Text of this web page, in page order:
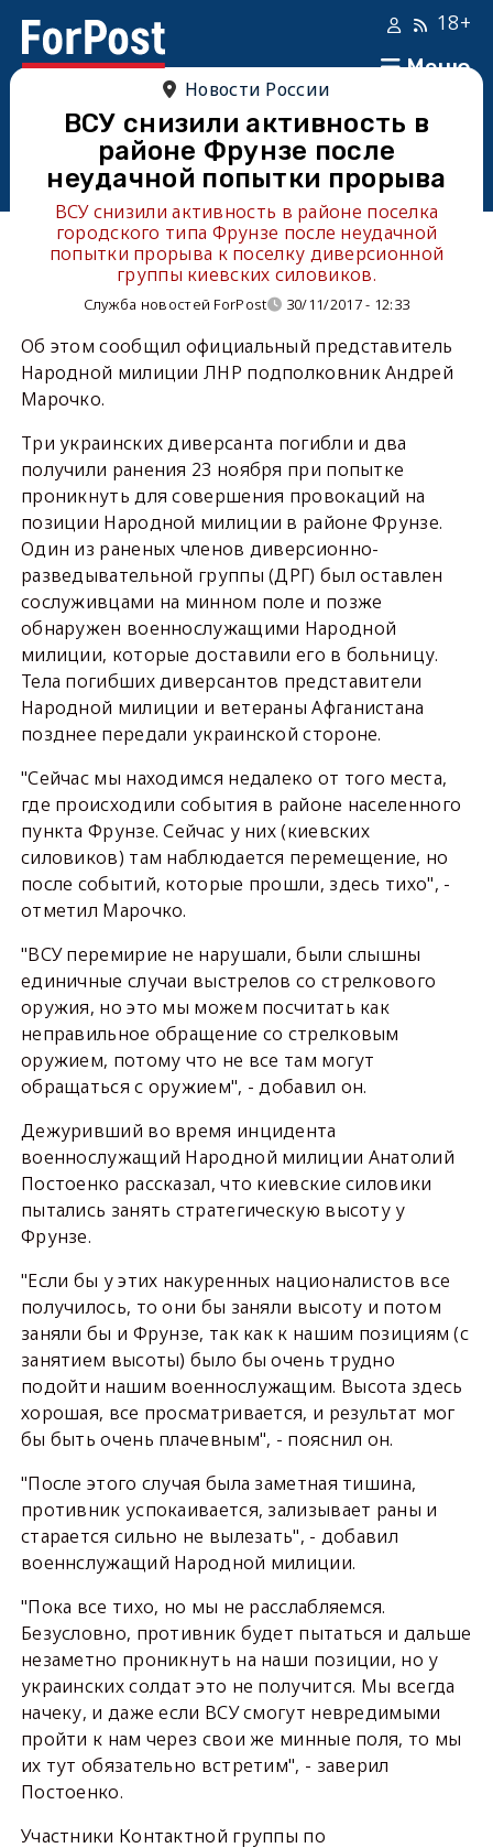
Меню
18+
Новости России
ВСУ снизили активность в
районе Фрунзе после
неудачной попытки прорыва
ВСУ снизили активность в районе поселка
городского типа Фрунзе после неудачной
попытки прорыва к поселку диверсионной
группы киевских силовиков.
Служба новостей ForPost 30/11/2017 - 12:33
Об этом сообщил официальный представитель
Народной милиции ЛНР подполковник Андрей
Марочко.
Три украинских диверсанта погибли и два
получили ранения 23 ноября при попытке
проникнуть для совершения провокаций на
позиции Народной милиции в районе Фрунзе.
Один из раненых членов диверсионно-
разведывательной группы (ДРГ) был оставлен
сослуживцами на минном поле и позже
обнаружен военнослужащими Народной
милиции, которые доставили его в больницу.
Тела погибших диверсантов представители
Народной милиции и ветераны Афганистана
позднее передали украинской стороне.
"Сейчас мы находимся недалеко от того места,
где происходили события в районе населенного
пункта Фрунзе. Сейчас у них (киевских
силовиков) там наблюдается перемещение, но
после событий, которые прошли, здесь тихо", -
отметил Марочко.
"ВСУ перемирие не нарушали, были слышны
единичные случаи выстрелов со стрелкового
оружия, но это мы можем посчитать как
неправильное обращение со стрелковым
оружием, потому что не все там могут
обращаться с оружием", - добавил он.
Дежуривший во время инцидента
военнослужащий Народной милиции Анатолий
Постоенко рассказал, что киевские силовики
пытались занять стратегическую высоту у
Фрунзе.
"Если бы у этих накуренных националистов все
получилось, то они бы заняли высоту и потом
заняли бы и Фрунзе, так как к нашим позициям (с
занятием высоты) было бы очень трудно
подойти нашим военнослужащим. Высота здесь
хорошая, все просматривается, и результат мог
бы быть очень плачевным", - пояснил он.
"После этого случая была заметная тишина,
противник успокаивается, зализывает раны и
старается сильно не вылезать", - добавил
военнслужащий Народной милиции.
"Пока все тихо, но мы не расслабляемся.
Безусловно, противник будет пытаться и дальше
незаметно проникнуть на наши позиции, но у
украинских солдат это не получится. Мы всегда
начеку, и даже если ВСУ смогут невредимыми
пройти к нам через свои же минные поля, то мы
их тут обязательно встретим", - заверил
Постоенко.
Участники Контактной группы по